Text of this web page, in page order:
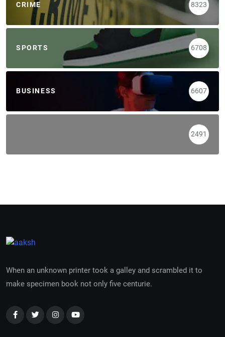
CRIME 8323
SPORTS 6708
BUSINESS 6607
2491
When an unknown printer took a galley and scrambled it to
make specimen book not only five centurie.